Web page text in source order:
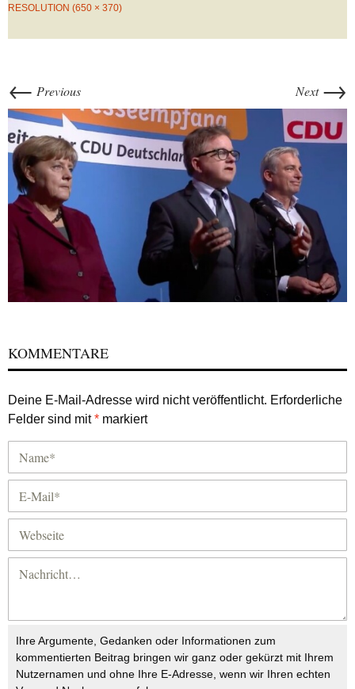
RESOLUTION (650 × 370)
← Previous Next →
KOMMENTARE
Deine E-Mail-Adresse wird nicht veröffentlicht. Erforderliche
Felder sind mit* markiert
Ihre Argumente, Gedanken oder Informationen zum
kommentierten Beitrag bringen wir ganz oder gekürzt mit Ihrem
Nutzernamen und ohne Ihre E-Adresse, wenn wir Ihren echten